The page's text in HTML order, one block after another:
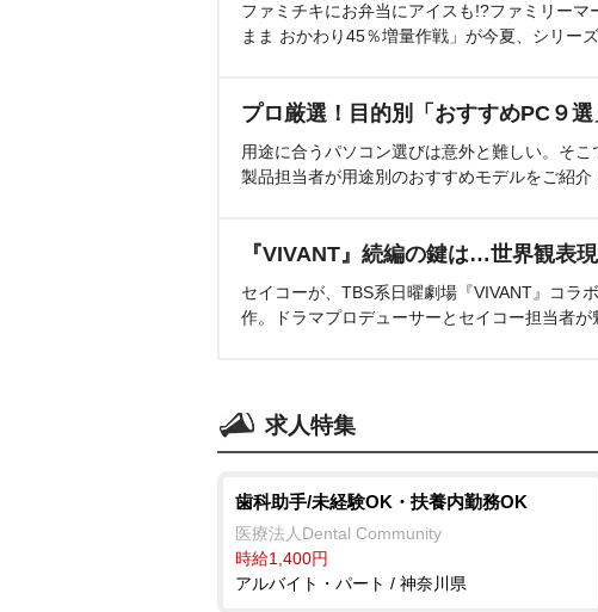
ファミチキにお弁当にアイスも!?ファミリー
まま おかわり45％増量作戦」が今夏、シリー
プロ厳選！目的別「おすすめPC９選
用途に合うパソコン選びは意外と難しい。そ
製品担当者が用途別のおすすめモデルをご紹介
『VIVANT』続編の鍵は…世界観表
セイコーが、TBS系日曜劇場『VIVANT』コラ
作。ドラマプロデューサーとセイコー担当者が
求人特集
歯科助手/未経験OK・扶養内勤務OK
医療法人Dental Community
時給1,400円
アルバイト・パート / 神奈川県